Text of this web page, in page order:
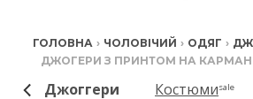
ГОЛОВНА › ЧОЛОВІЧИЙ › ОДЯГ ›
ДЖОГЕРИ З ПРИНТОМ НА КАРМАНІ
Джоггери Костюмиsale